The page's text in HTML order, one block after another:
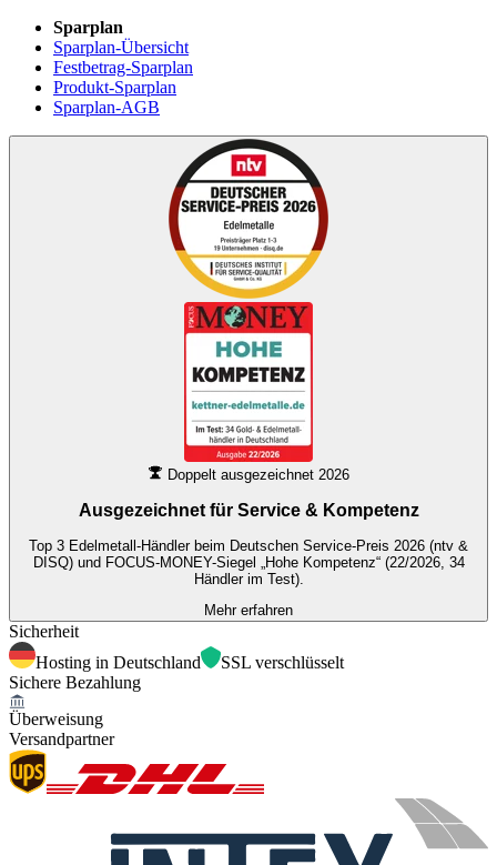
Sparplan
Sparplan-Übersicht
Festbetrag-Sparplan
Produkt-Sparplan
Sparplan-AGB
Doppelt ausgezeichnet 2026
Ausgezeichnet für Service & Kompetenz
Top 3 Edelmetall-Händler beim Deutschen Service-Preis 2026 (ntv &
DISQ) und FOCUS-MONEY-Siegel „Hohe Kompetenz“ (22/2026, 34
Händler im Test).
Mehr erfahren
Sicherheit
Hosting in Deutschland
SSL verschlüsselt
Sichere Bezahlung
Überweisung
Versandpartner